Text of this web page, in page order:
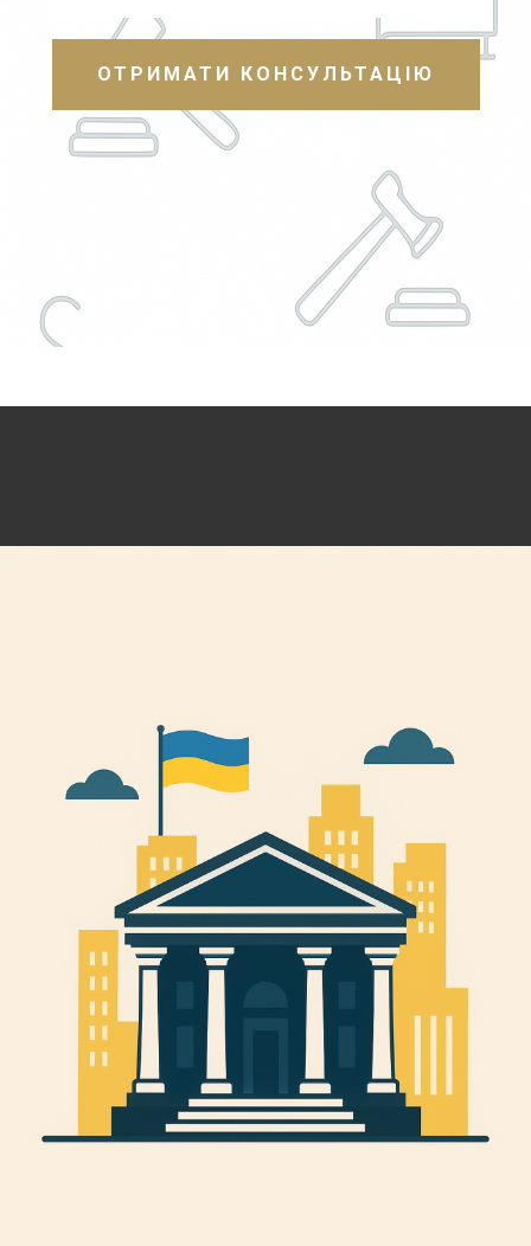
ОТРИМАТИ КОНСУЛЬТАЦІЮ